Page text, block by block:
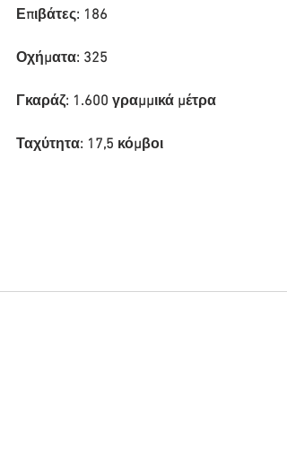
Επιβάτες: 186
Οχήματα: 325
Γκαράζ: 1.600 γραμμικά μέτρα
Ταχύτητα: 17,5 κόμβοι